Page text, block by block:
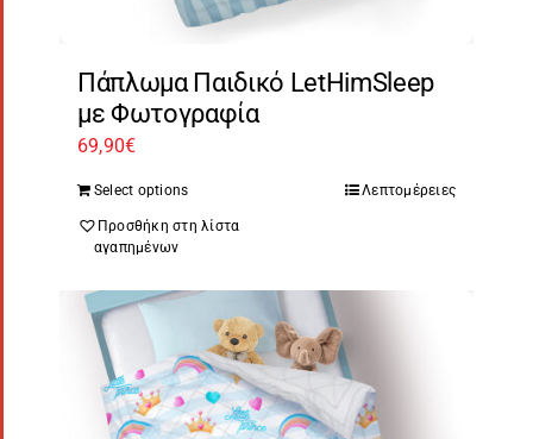
Πάπλωμα Παιδικό LetHimSleep
με Φωτογραφία
69,90€
Select options Λεπτομέρειες
Προσθήκη στη λίστα
αγαπημένων